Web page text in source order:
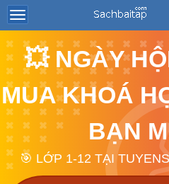
💥 NGÀY
MUA KHOÁ
BẠN
🎯 LỚP 1-12 TẠI